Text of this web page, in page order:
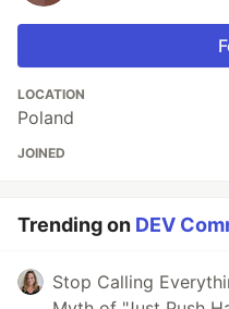
LOCATION
Poland
JOINED
Trending on DEV
Stop Calling